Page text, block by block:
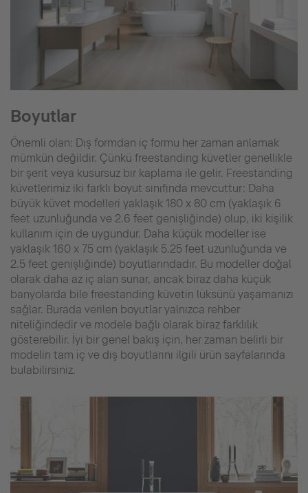
Boyutlar
Önemli olan: Dış formdan iç formu her zaman anlamak
mümkün değildir. Çünkü freestanding küvetler genellikle
bir şerit veya kusursuz bir kaplama ile gelir. Freestanding
küvetlerimiz iki farklı boyut sınıfında mevcuttur: Daha
büyük küvet modelleri yaklaşık 180 x 80 cm (yaklaşık 6
feet uzunluğunda ve 2.6 feet genişliğinde) olup, iki kişilik
kullanım için de uygundur. Daha küçük modeller ise
yaklaşık 160 x 75 cm (yaklaşık 5.25 feet uzunluğunda ve
2.5 feet genişliğinde) boyutlarındadır. Bu modeller doğal
olarak daha az iç alan sunar, ancak biraz daha küçük
banyolarda bile freestanding küvetin lüksünü yaşamanızı
sağlar. Burada verilen boyutlar yalnızca rehber
niteliğindedir ve modele bağlı olarak biraz farklılık
gösterebilir. İyi bir genel bakış için, her zaman belirli bir
modelin tam iç ve dış boyutlarını ilgili ürün sayfalarında
bulabilirsiniz.